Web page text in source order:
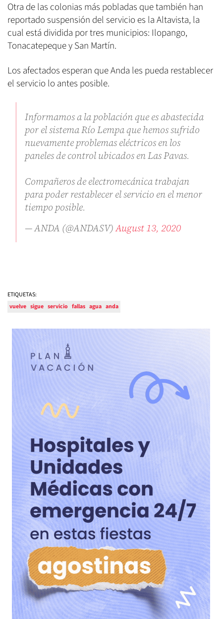
Otra de las colonias más pobladas que también han
reportado suspensión del servicio es la Altavista, la
cual está dividida por tres municipios: Ilopango,
Tonacatepeque y San Martín.
Los afectados esperan que Anda les pueda restablecer
el servicio lo antes posible.
Informamos a la población que es abastecida
por el sistema Río Lempa que hemos sufrido
nuevamente problemas eléctricos en los
paneles de control ubicados en Las Pavas.
Compañeros de electromecánica trabajan
para poder restablecer el servicio en el menor
tiempo posible.
— ANDA (@ANDASV)August 13, 2020
ETIQUETAS:
vuelve sigue servicio fallas agua anda